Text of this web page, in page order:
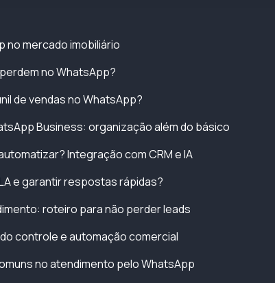
no mercado imobiliário
no WhatsApp?
de vendas no WhatsApp?
Business: organização além do básico
Integração com CRM e IA
e garantir respostas rápidas?
roteiro para não perder leads
controle e automação comercial
no atendimento pelo WhatsApp